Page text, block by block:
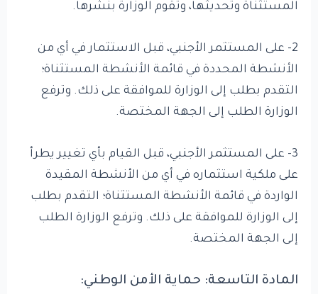
المستثناة وتحديثها، وتقوم الوزارة بنشرها.
2- على المستثمر الأجنبي، قبل الاستثمار في أي من
الأنشطة المحددة في قائمة الأنشطة المستثناة؛
التقدم بطلب إلى الوزارة للموافقة على ذلك. وترفع
الوزارة الطلب إلى الجهة المختصة.
3- على المستثمر الأجنبي، قبل القيام بأي تغيير يطرأ
على ملكية استثماره في أي من الأنشطة المقيدة
الواردة في قائمة الأنشطة المستثناة؛ التقدم بطلب
إلى الوزارة للموافقة على ذلك. وترفع الوزارة الطلب
إلى الجهة المختصة.
المادة التاسعة: حماية الأمن الوطني: